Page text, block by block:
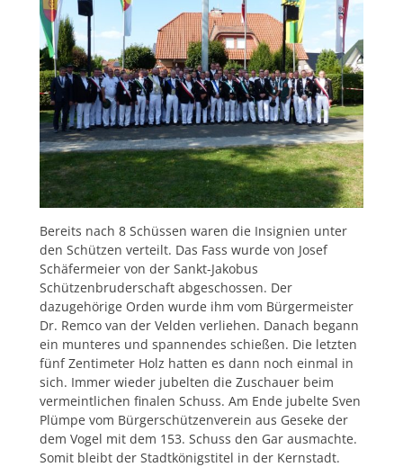
Bereits nach 8 Schüssen waren die Insignien unter
den Schützen verteilt. Das Fass wurde von Josef
Schäfermeier von der Sankt-Jakobus
Schützenbruderschaft abgeschossen. Der
dazugehörige Orden wurde ihm vom Bürgermeister
Dr. Remco van der Velden verliehen. Danach begann
ein munteres und spannendes schießen. Die letzten
fünf Zentimeter Holz hatten es dann noch einmal in
sich. Immer wieder jubelten die Zuschauer beim
vermeintlichen finalen Schuss. Am Ende jubelte Sven
Plümpe vom Bürgerschützenverein aus Geseke der
dem Vogel mit dem 153. Schuss den Gar ausmachte.
Somit bleibt der Stadtkönigstitel in der Kernstadt.